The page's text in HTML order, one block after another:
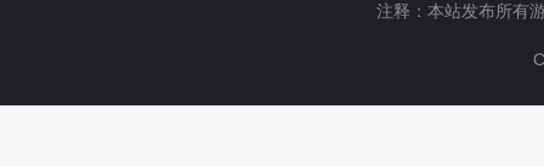
注释：本站发布所有